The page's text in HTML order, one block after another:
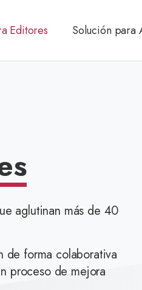
Editores Solución para
aglutinan más de 40
de forma colaborativa
proceso de mejora